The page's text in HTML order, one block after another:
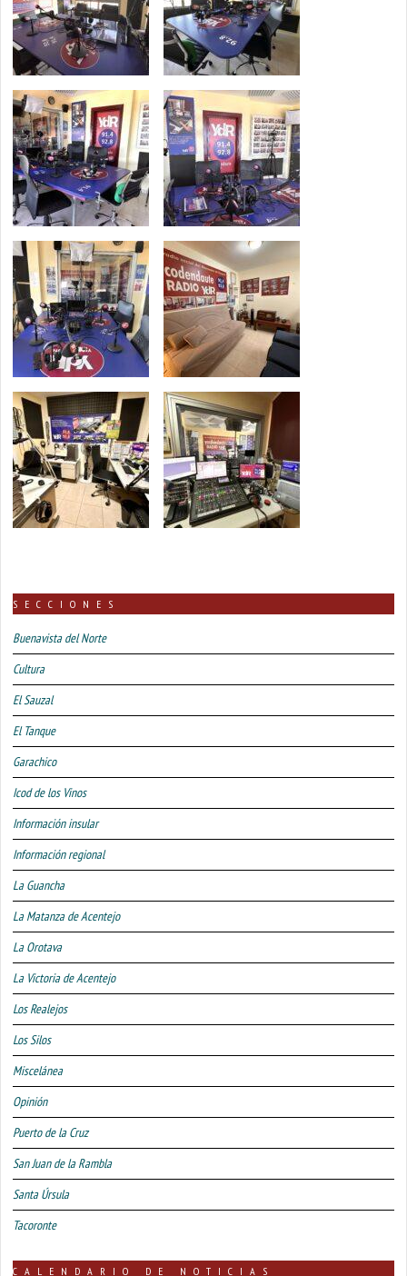
SECCIONES
Buenavista del Norte
Cultura
El Sauzal
El Tanque
Garachico
Icod de los Vinos
Información insular
Información regional
La Guancha
La Matanza de Acentejo
La Orotava
La Victoria de Acentejo
Los Realejos
Los Silos
Miscelánea
Opinión
Puerto de la Cruz
San Juan de la Rambla
Santa Úrsula
Tacoronte
CALENDARIO DE NOTICIAS